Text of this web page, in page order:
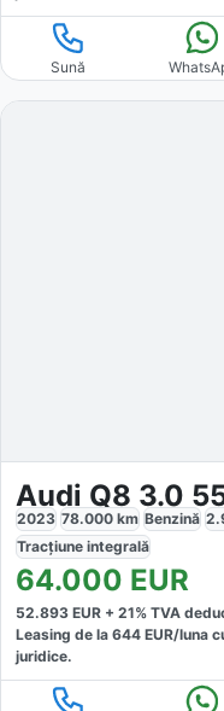
Sună
2023 78.000 km Benzină
Tracțiune integrală
64.000 EUR
52.893 EUR + 21% TVA
Leasing de la 644 EUR/luna
juridice.